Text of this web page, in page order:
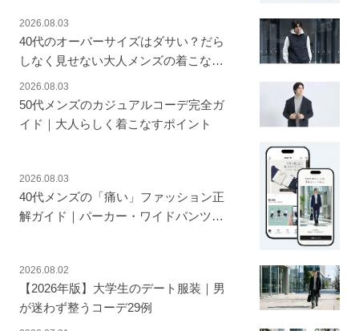
2026.08.03
40代のオーバーサイズはダサい？だら
しなく見せない大人メンズの着こなし
とコーデの正解
2026.08.03
50代メンズのカジュアルコーデ完全ガ
イド｜大人らしく着こなすポイント
2026.08.03
40代メンズの「痛い」ファッション正
解ガイド｜パーカー・ワイドパンツの
2026.08.02
【2026年版】大学生のデート服装｜男
が迷わず整うコーデ29例